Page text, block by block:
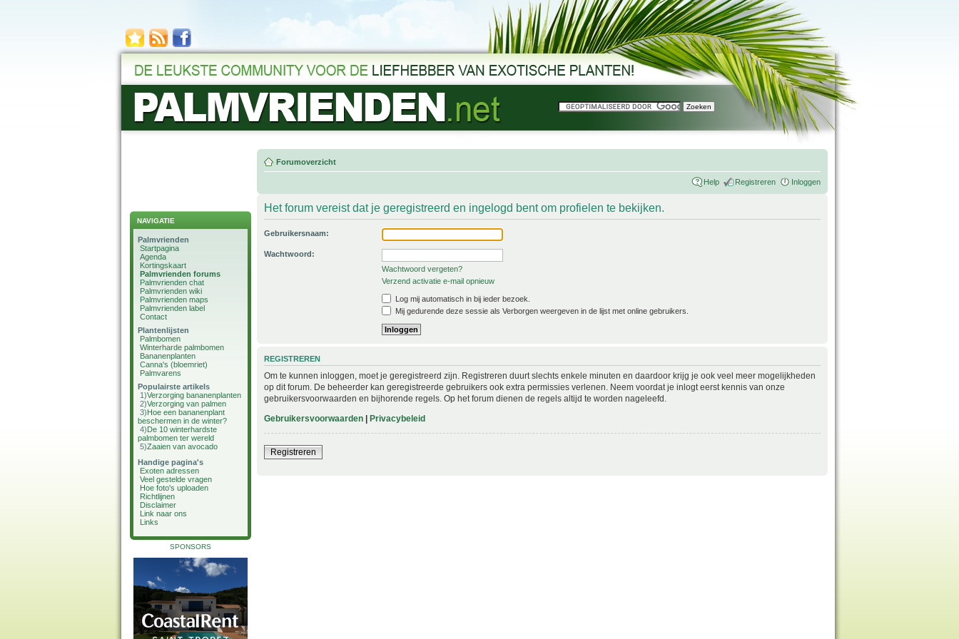
NAVIGATIE
Palmvrienden
Startpagina
Agenda
Kortingskaart
Palmvrienden forums
Palmvrienden chat
Palmvrienden wiki
Palmvrienden maps
Palmvrienden label
Contact
Plantenlijsten
Palmbomen
Winterharde palmbomen
Bananenplanten
Canna's (bloemriet)
Palmvarens
Populairste artikels
1)Verzorging bananenplanten
2)Verzorging van palmen
3)Hoe een bananenplant
beschermen in de winter?
4)De 10 winterhardste
palmbomen ter wereld
5)Zaaien van avocado
Handige pagina's
Exoten adressen
Veel gestelde vragen
Hoe foto's uploaden
Richtlijnen
Disclaimer
Link naar ons
Links
SPONSORS
Forumoverzicht
Help Registreren Inloggen
Het forum vereist dat je geregistreerd en ingelogd bent om profielen te bekijken.
Gebruikersnaam:
Wachtwoord:
Wachtwoord vergeten?
Verzend activatie e-mail opnieuw
Log mij automatisch in bij ieder bezoek.
Mij gedurende deze sessie als Verborgen weergeven in de lijst met online gebruikers.
REGISTREREN
Om te kunnen inloggen, moet je geregistreerd zijn. Registreren duurt slechts enkele minuten en daardoor krijg je ook veel meer mogelijkheden
op dit forum. De beheerder kan geregistreerde gebruikers ook extra permissies verlenen. Neem voordat je inlogt eerst kennis van onze
gebruikersvoorwaarden en bijhorende regels. Op het forum dienen de regels altijd te worden nageleefd.
Gebruikersvoorwaarden | Privacybeleid
Registreren